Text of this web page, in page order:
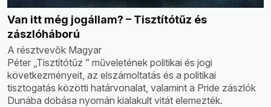
Van itt még jogállam? – Tisztítótűz és
zászlóháború
A résztvevők Magyar
Péter „Tisztítótűz ” műveletének politikai és jogi
következményeit, az elszámoltatás és a politikai
tisztogatás közötti határvonalat, valamint a Pride zászlók
Dunába dobása nyomán kialakult vitát elemezték.